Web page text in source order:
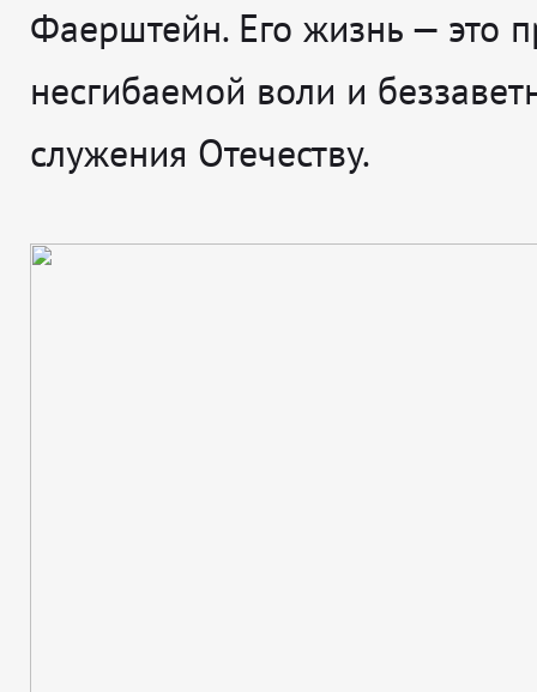
Фаерштейн. Его жизнь — это
несгибаемой воли и
служения Отечеству.